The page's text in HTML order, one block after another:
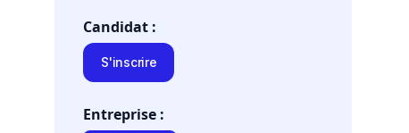
Candidat :
S'inscrire
Entreprise :